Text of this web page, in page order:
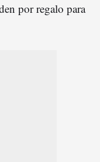
por regalo para